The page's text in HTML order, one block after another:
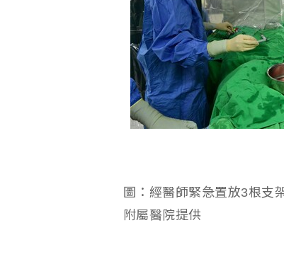
圖：經醫師緊急置放3根支
附屬醫院提供